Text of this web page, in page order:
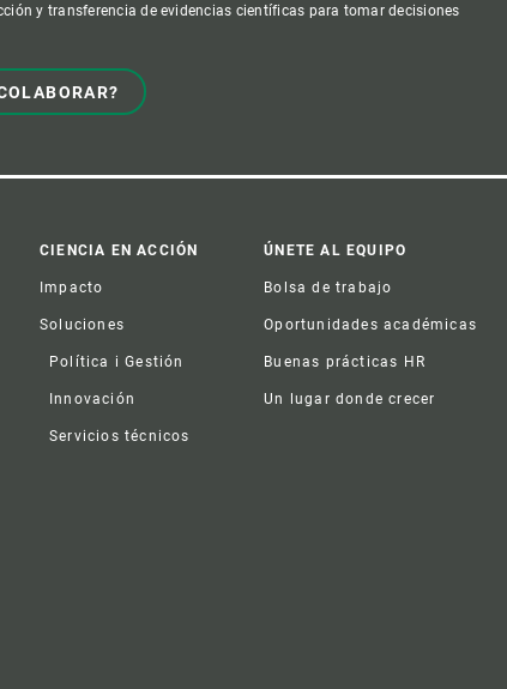
y transferencia de evidencias científicas para tomar decisiones
CIENCIA EN ACCIÓN
Impacto
Soluciones
Política i Gestión
Innovación
Servicios técnicos
ÚNETE AL EQUIPO
Bolsa de trabajo
Oportunidades académicas
Buenas prácticas HR
Un lugar donde crecer